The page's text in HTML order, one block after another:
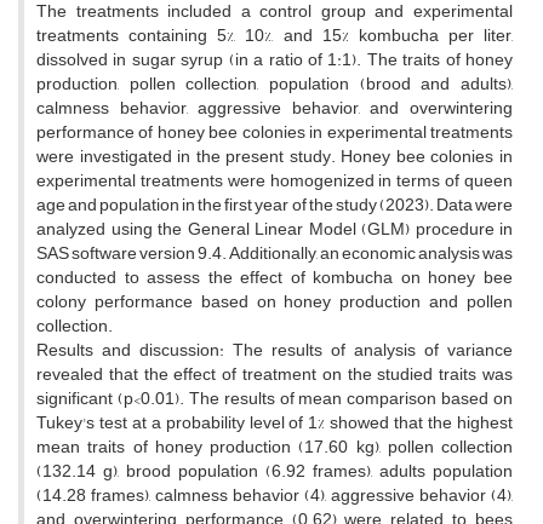
The treatments included a control group and experimental
treatments containing 5%, 10%, and 15% kombucha per liter,
dissolved in sugar syrup (in a ratio of 1:1). The traits of honey
production, pollen collection, population (brood and adults),
calmness behavior, aggressive behavior, and overwintering
performance of honey bee colonies in experimental treatments
were investigated in the present study. Honey bee colonies in
experimental treatments were homogenized in terms of queen
age and population in the first year of the study (2023). Data were
analyzed using the General Linear Model (GLM) procedure in
SAS software version 9.4. Additionally, an economic analysis was
conducted to assess the effect of kombucha on honey bee
colony performance based on honey production and pollen
collection.
Results and discussion: The results of analysis of variance
revealed that the effect of treatment on the studied traits was
significant (p<0.01). The results of mean comparison based on
Tukey's test at a probability level of 1% showed that the highest
mean traits of honey production (17.60 kg), pollen collection
(132.14 g), brood population (6.92 frames), adults population
(14.28 frames), calmness behavior (4), aggressive behavior (4),